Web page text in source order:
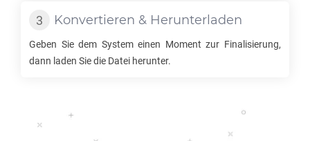
Konvertieren & Herunterladen
Geben Sie dem System einen Moment zur Finalisierung,
dann laden Sie die Datei herunter.